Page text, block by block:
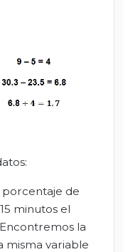
porcentaje de
minutos el
la
misma variable